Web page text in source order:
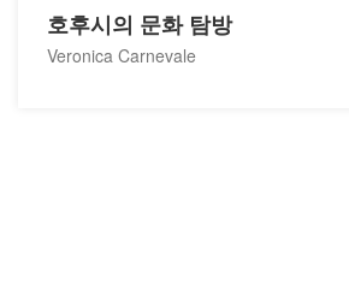
호후시의 문화 탐방
Veronica Carnevale